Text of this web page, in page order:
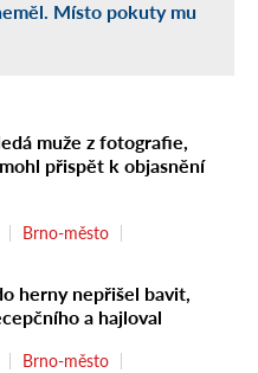
Místo pokuty mu
muže z fotografie,
přispět k objasnění
Brno-město
herny nepřišel bavit,
a hajloval
Brno-město